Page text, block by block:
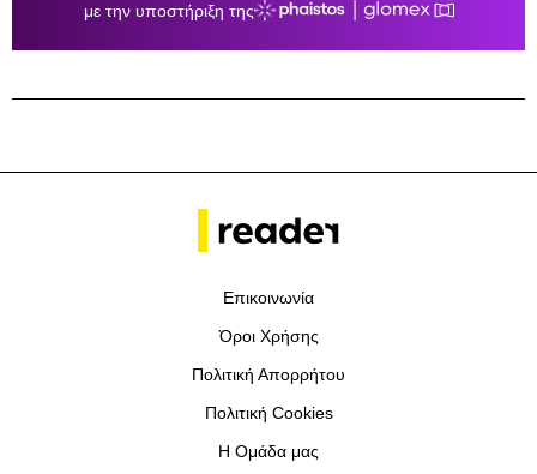
Επικοινωνία
Όροι Χρήσης
Πολιτική Απορρήτου
Πολιτική Cookies
Η Ομάδα μας